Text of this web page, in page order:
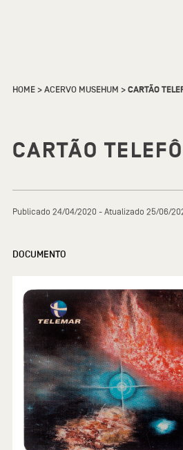
HOME>ACERVO MUSEHUM >CARTÃO
CARTÃO
Publicado 24/04/2020 - Atualizado 25/06/
DOCUMENTO